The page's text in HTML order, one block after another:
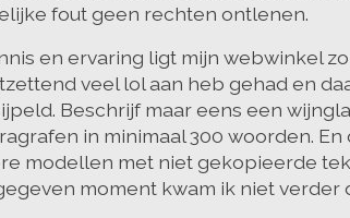
fout geen rechten ontlenen.
en ervaring ligt mijn webwinkel
veel lol aan heb gehad en
Beschrijf maar eens een
in minimaal 300 woorden. En
modellen met niet gekopieerde
moment kwam ik niet verder